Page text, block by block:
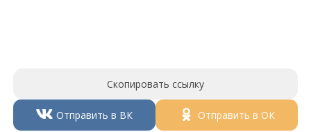
Скопировать ссылку
Отправить в ВК Отправить в ОК